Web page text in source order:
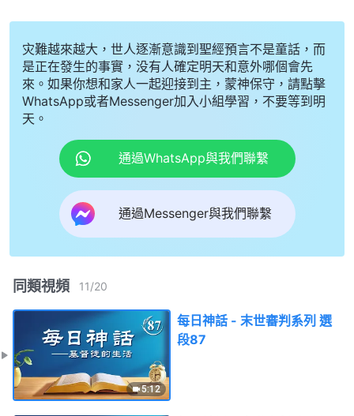
灾難越來越大，世人逐漸意識到聖經預言不是童話，而
是正在發生的事實，没有人確定明天和意外哪個會先
來。如果你想和家人一起迎接到主，蒙神保守，請點擊
WhatsApp或者Messenger加入小組學習，不要等到明
天。
通過WhatsApp與我們聯繫
通過Messenger與我們聯繫
同類視頻 11/20
5:12
每日神話 - 末世審判系列 選
段87